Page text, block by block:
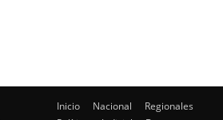
Inicio Nacional
Regionales